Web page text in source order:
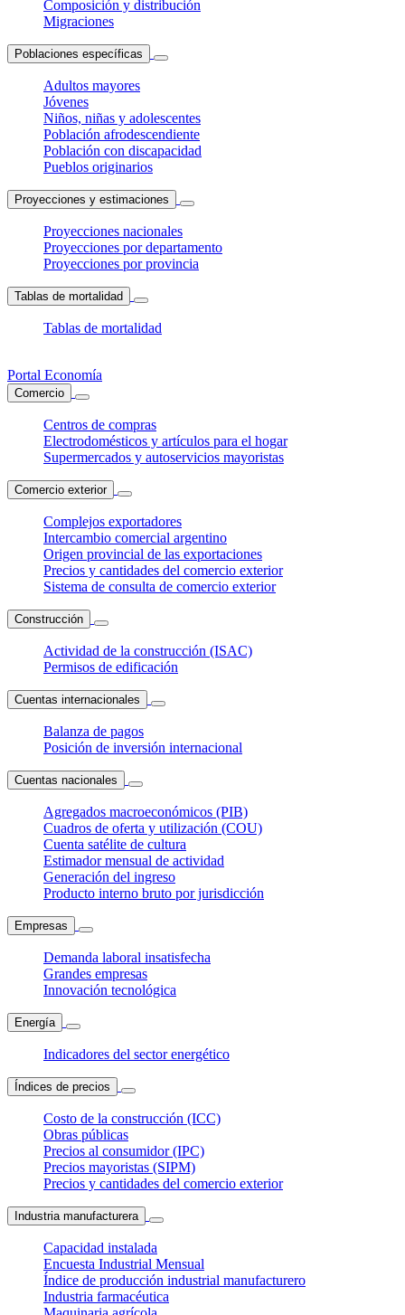
Composición y distribución
Migraciones
Poblaciones específicas
Adultos mayores
Jóvenes
Niños, niñas y adolescentes
Población afrodescendiente
Población con discapacidad
Pueblos originarios
Proyecciones y estimaciones
Proyecciones nacionales
Proyecciones por departamento
Proyecciones por provincia
Tablas de mortalidad
Tablas de mortalidad
Portal Economía
Comercio
Centros de compras
Electrodomésticos y artículos para el hogar
Supermercados y autoservicios mayoristas
Comercio exterior
Complejos exportadores
Intercambio comercial argentino
Origen provincial de las exportaciones
Precios y cantidades del comercio exterior
Sistema de consulta de comercio exterior
Construcción
Actividad de la construcción (ISAC)
Permisos de edificación
Cuentas internacionales
Balanza de pagos
Posición de inversión internacional
Cuentas nacionales
Agregados macroeconómicos (PIB)
Cuadros de oferta y utilización (COU)
Cuenta satélite de cultura
Estimador mensual de actividad
Generación del ingreso
Producto interno bruto por jurisdicción
Empresas
Demanda laboral insatisfecha
Grandes empresas
Innovación tecnológica
Energía
Indicadores del sector energético
Índices de precios
Costo de la construcción (ICC)
Obras públicas
Precios al consumidor (IPC)
Precios mayoristas (SIPM)
Precios y cantidades del comercio exterior
Industria manufacturera
Capacidad instalada
Encuesta Industrial Mensual
Índice de producción industrial manufacturero
Industria farmacéutica